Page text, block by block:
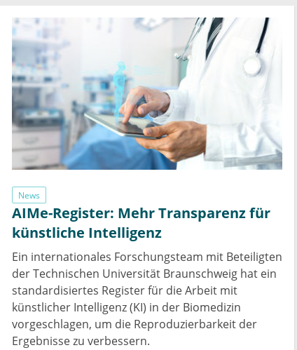
News
AIMe-Register: Mehr Transparenz für
künstliche Intelligenz
Ein internationales Forschungsteam mit Beteiligten
der Technischen Universität Braunschweig hat ein
standardisiertes Register für die Arbeit mit
künstlicher Intelligenz (KI) in der Biomedizin
vorgeschlagen, um die Reproduzierbarkeit der
Ergebnisse zu verbessern.